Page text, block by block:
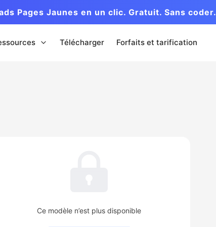
Pages Jaunes en un clic. Gratuit. Sans coder.
Télécharger Forfaits et tarification
Ce modèle n’est plus disponible